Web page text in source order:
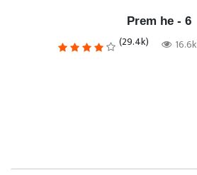
Prem he - 6
(29.4k) 16.6k